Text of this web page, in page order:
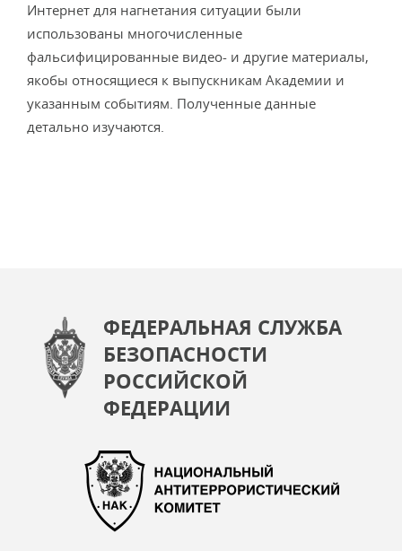
Интернет для нагнетания ситуации были
использованы многочисленные
фальсифицированные видео- и другие материалы,
якобы относящиеся к выпускникам Академии и
указанным событиям. Полученные данные
детально изучаются.
ФЕДЕРАЛЬНАЯ СЛУЖБА
БЕЗОПАСНОСТИ
РОССИЙСКОЙ
ФЕДЕРАЦИИ